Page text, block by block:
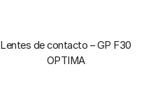
Lentes de contacto – GP F30
OPTIMA